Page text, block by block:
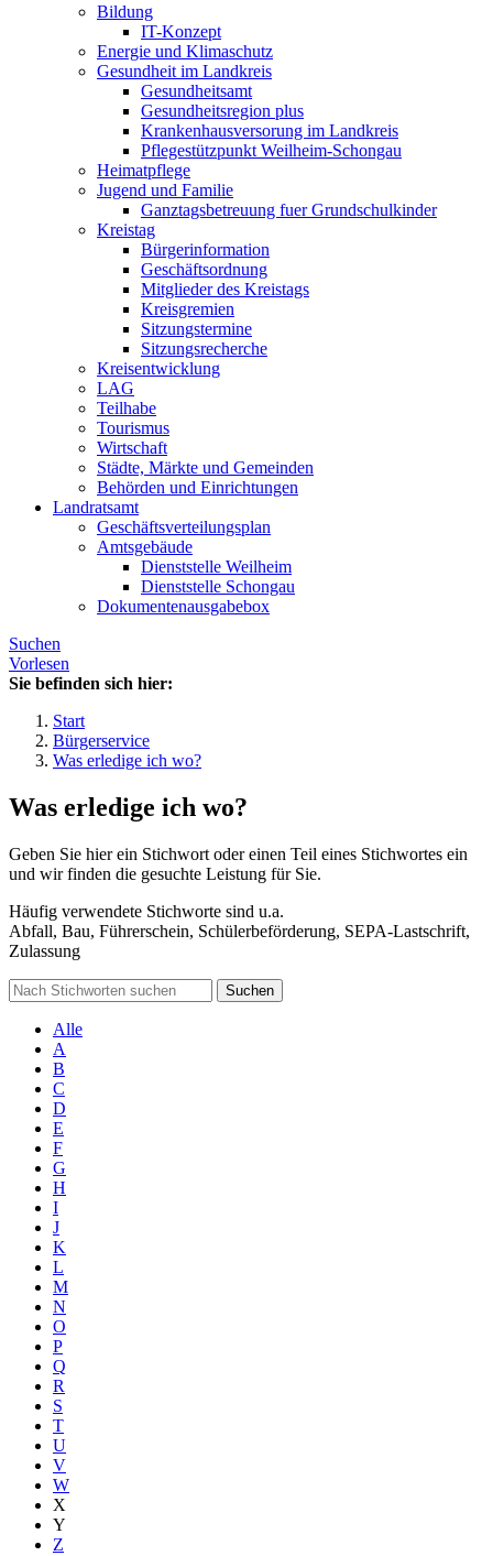
Bildung
IT-Konzept
Energie und Klimaschutz
Gesundheit im Landkreis
Gesundheitsamt
Gesundheitsregion plus
Krankenhausversorung im Landkreis
Pflegestützpunkt Weilheim-Schongau
Heimatpflege
Jugend und Familie
Ganztagsbetreuung fuer Grundschulkinder
Kreistag
Bürgerinformation
Geschäftsordnung
Mitglieder des Kreistags
Kreisgremien
Sitzungstermine
Sitzungsrecherche
Kreisentwicklung
LAG
Teilhabe
Tourismus
Wirtschaft
Städte, Märkte und Gemeinden
Behörden und Einrichtungen
Landratsamt
Geschäftsverteilungsplan
Amtsgebäude
Dienststelle Weilheim
Dienststelle Schongau
Dokumentenausgabebox
Suchen
Vorlesen
Sie befinden sich hier:
Start
Bürgerservice
Was erledige ich wo?
Was erledige ich wo?
Geben Sie hier ein Stichwort oder einen Teil eines Stichwortes ein
und wir finden die gesuchte Leistung für Sie.
Häufig verwendete Stichworte sind u.a.
Abfall, Bau, Führerschein, Schülerbeförderung, SEPA-Lastschrift,
Zulassung
Suchen
Alle
A
B
C
D
E
F
G
H
I
J
K
L
M
N
O
P
Q
R
S
T
U
V
W
X
Y
Z